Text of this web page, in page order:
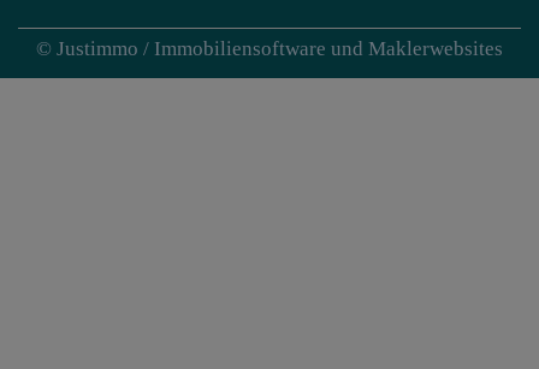
© Justimmo / Immobiliensoftware und Maklerwebsites